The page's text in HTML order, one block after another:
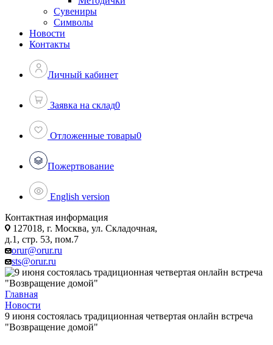
Сувениры
Символы
Новости
Контакты
Личный кабинет
Заявка на склад0
Отложенные товары0
Пожертвование
English version
Контактная информация
127018, г. Москва, ул. Складочная,
д.1, стр. 53, пом.7
orur@orur.ru
sts@orur.ru
Главная
Новости
9 июня состоялась традиционная четвертая онлайн встреча
"Возвращение домой"